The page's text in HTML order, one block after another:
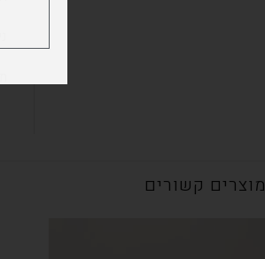
מוצרים קשורים